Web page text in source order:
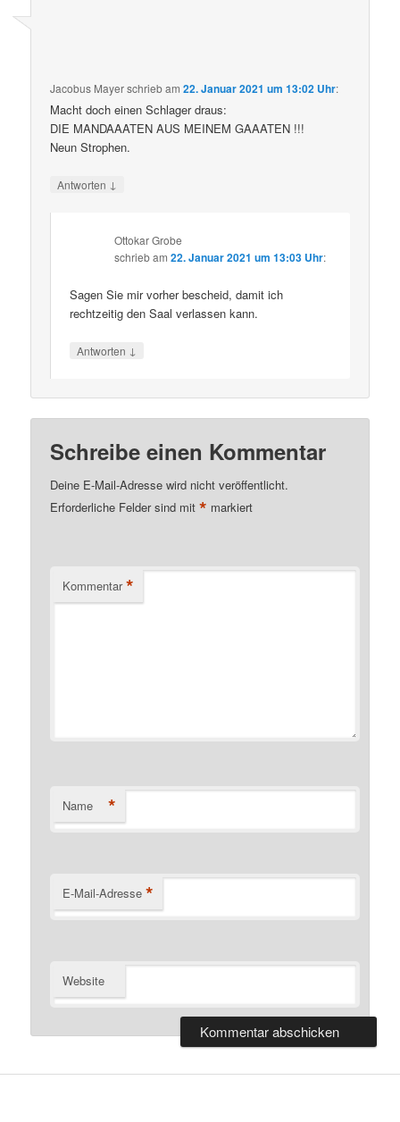
Jacobus Mayerschriebam22. Januar 2021 um 13:02 Uhr:
Macht doch einen Schlager draus:
DIE MANDAAATEN AUS MEINEM GAAATEN !!!
Neun Strophen.
Antworten ↓
Ottokar Grobe
schriebam22. Januar 2021 um 13:03 Uhr:
Sagen Sie mir vorher bescheid, damit ich
rechtzeitig den Saal verlassen kann.
Antworten ↓
Schreibe einen Kommentar
Deine E-Mail-Adresse wird nicht veröffentlicht.
Erforderliche Felder sind mit* markiert
Kommentar *
Name *
E-Mail-Adresse *
Website